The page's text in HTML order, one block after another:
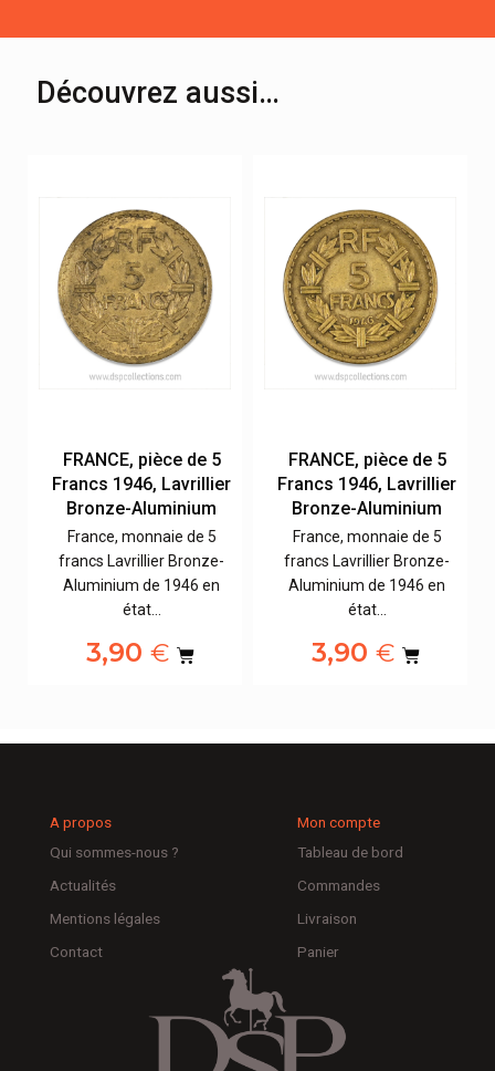
Découvrez aussi…
FRANCE, pièce de 5
Francs 1946, Lavrillier
Bronze-Aluminium
France, monnaie de 5
francs Lavrillier Bronze-
Aluminium de 1946 en
état…
3,90 €
FRANCE, pièce de 5
Francs 1946, Lavrillier
Bronze-Aluminium
France, monnaie de 5
francs Lavrillier Bronze-
Aluminium de 1946 en
état…
3,90 €
A propos
Qui sommes-nous ?
Actualités
Mentions légales
Contact
Mon compte
Tableau de bord
Commandes
Livraison
Panier